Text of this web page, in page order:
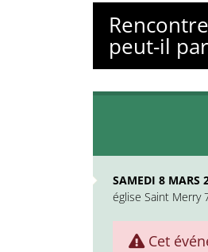
peut-il
SAMEDI 8 MARS
église Saint Merry
Cet